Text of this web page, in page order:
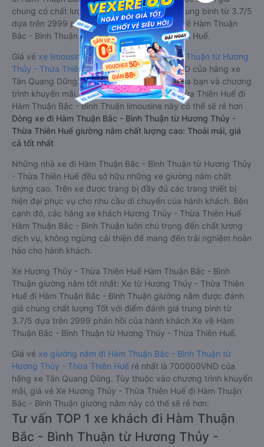
chung có chất lượng Tốt với điểm đánh giá trung bình từ 3.7/5
dựa trên 2999 phản hồi của hành khách Xe về Hàm Thuận
Bắc - Bình Thuận từ Hương Thủy - Thừa Thiên Huế.
Giá vé xe limousine đi Hàm Thuận Bắc - Bình Thuận từ Hương
Thủy - Thừa Thiên Huếrẻ nhất là 700000VND của hãng xe
Tân Quang Dũng. Tùy thuộc vào vị trí ngồi của bạn và chương
trình khuyến mãi, giá vé Xe Hương Thủy - Thừa Thiên Huế đi
Hàm Thuận Bắc - Bình Thuận limousine này có thể sẽ rẻ hơn
Dòng xe đi Hàm Thuận Bắc - Bình Thuận từ Hương Thủy -
Thừa Thiên Huế giường nằm chất lượng cao: Thoải mái, giá
cả tốt nhất
Những nhà xe đi Hàm Thuận Bắc - Bình Thuận từ Hương Thủy
- Thừa Thiên Huế đều sở hữu những xe giường nằm chất
lượng cao. Trên xe được trang bị đầy đủ các trang thiết bị
hiện đại phục vụ cho nhu cầu di chuyển của hành khách. Bên
cạnh đó, các hãng xe khách Hương Thủy - Thừa Thiên Huế
Hàm Thuận Bắc - Bình Thuận luôn chú trọng đến chất lượng
dịch vụ, không ngừng cải thiện để mang đến trải nghiệm hoàn
hảo cho hành khách.
Xe Hương Thủy - Thừa Thiên Huế Hàm Thuận Bắc - Bình
Thuận giường nằm tốt nhất: Xe từ Hương Thủy - Thừa Thiên
Huế đi Hàm Thuận Bắc - Bình Thuận giường nằm được đánh
giá chung chất lượng Tốt với điểm đánh giá trung bình từ
3.7/5 dựa trên 2999 phản hồi của hành khách Xe về Hàm
Thuận Bắc - Bình Thuận từ Hương Thủy - Thừa Thiên Huế.
Giá vé xe giường nằm đi Hàm Thuận Bắc - Bình Thuận từ
Hương Thủy - Thừa Thiên Huế rẻ nhất là 700000VND của
hãng xe Tân Quang Dũng. Tùy thuộc vào chương trình khuyến
mãi, giá vé Xe Hương Thủy - Thừa Thiên Huế đi Hàm Thuận
Bắc - Bình Thuận giường nằm này có thể sẽ rẻ hơn.
Tư vấn TOP 1 xe khách đi Hàm Thuận
Bắc - Bình Thuận từ Hương Thủy -